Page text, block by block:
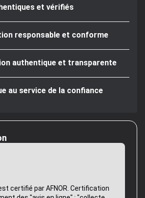
et vérifiés
responsable et conforme
authentique et transparente
au service de la confiance
certifié par AFNOR. Certification